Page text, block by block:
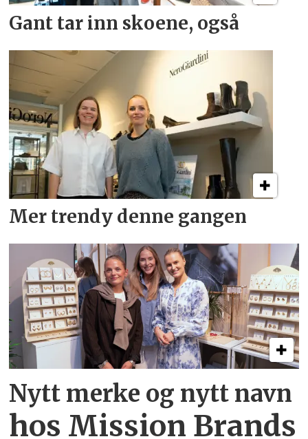
Gant tar inn skoene, også
Mer trendy denne gangen
Nytt merke og nytt navn
hos Mission Brands